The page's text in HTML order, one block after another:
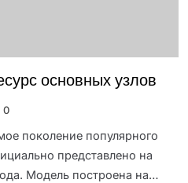
основных узлов
0
поколение популярного
представлено на
Модель построена на…